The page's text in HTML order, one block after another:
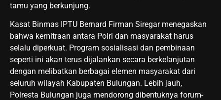
tamu yang berkunjung.
Kasat Binmas IPTU Bernard Firman Siregar menegaskan
bahwa kemitraan antara Polri dan masyarakat harus
selalu diperkuat. Program sosialisasi dan pembinaan
seperti ini akan terus dijalankan secara berkelanjutan
dengan melibatkan berbagai elemen masyarakat dari
seluruh wilayah Kabupaten Bulungan. Lebih jauh,
Polresta Bulungan juga mendorong dibentuknya forum-